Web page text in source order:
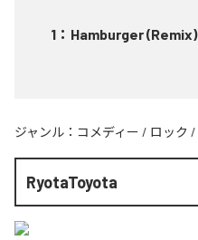
1 ： Hamburger (Remix)
ジャンル： コメディー / ロック /
RyotaToyota